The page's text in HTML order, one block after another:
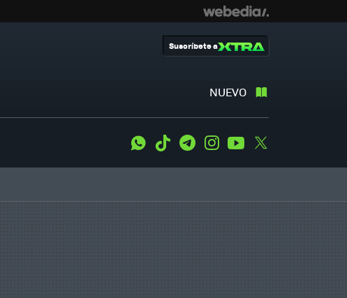
NUEVO
Suscríbete a
WhatsApp
Tiktok TelegramInstagramYoutube